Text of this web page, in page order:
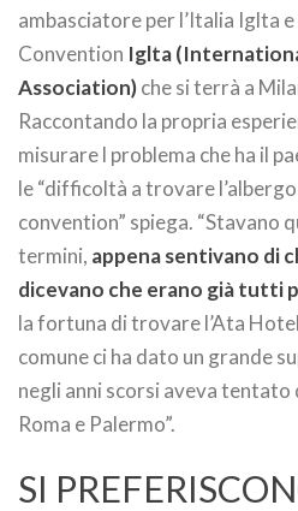
ambasciatore per l’Italia Iglta
Convention Iglta
Association)che si terrà a
Raccontando la propria
misurare l problema che ha il
le “difficoltà a trovare
convention” spiega. “Stavano
termini, appena sentivano di
dicevano che erano già tutti
la fortuna di trovare l’Ata
comune ci ha dato un grande
negli anni scorsi aveva
Roma e Palermo”.
SI